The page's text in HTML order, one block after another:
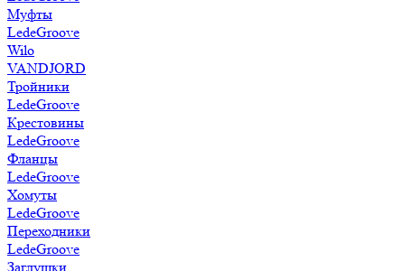
Муфты
LedeGroove
Wilo
VANDJORD
Тройники
LedeGroove
Крестовины
LedeGroove
Фланцы
LedeGroove
Хомуты
LedeGroove
Переходники
LedeGroove
Заглушки